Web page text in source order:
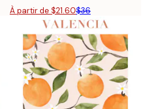
À partir de $21.60$36